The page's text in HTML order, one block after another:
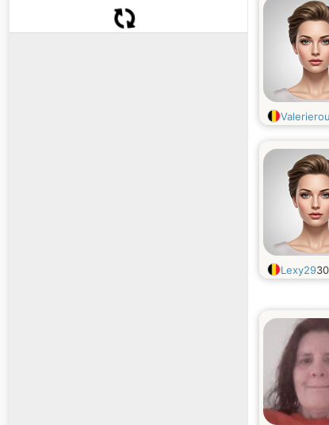
Valerierou
Lexy29